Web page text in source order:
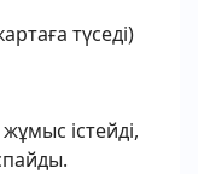
түседі)
істейді,